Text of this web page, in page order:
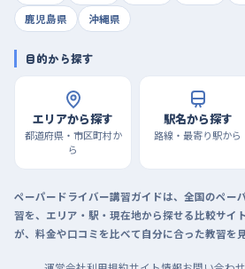
鹿児島県
沖縄県
目的から探す
エリアから探す
都道府県・市区町村か
ら
駅名から探す
路線・最寄り駅から
ペーパードライバー講習ガイドは、全国のペー
習を、エリア・駅・現在地から探せる比較サイ
が、料金や口コミを比べて自分に合った教習を